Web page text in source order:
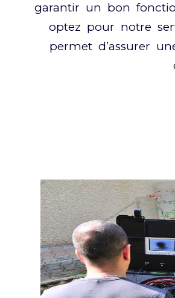
garantir un bon
optez pour notre
permet d’assurer